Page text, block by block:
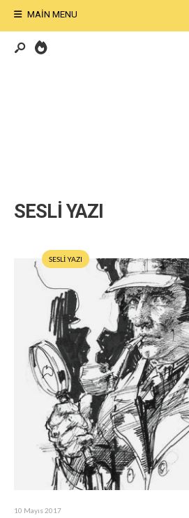
MAIN MENU
SESLİ YAZI
SESLİ YAZI
10 Mayıs 2017